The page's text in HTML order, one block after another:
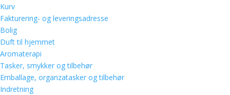
Kurv
Fakturering- og leveringsadresse
Bolig
Duft til hjemmet
Aromaterapi
Tasker, smykker og tilbehør
Emballage, organzatasker og tilbehør
Indretning